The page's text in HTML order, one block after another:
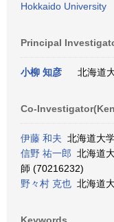
Hokkaido University
Principal
小柳 知彦 北海道
Co-
伊藤 和夫 北海道大
信野 祐一郎 北海道
師 (70216232)
野々村 克也 北海道